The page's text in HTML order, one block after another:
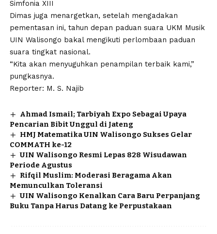
Simfonia XIII
Dimas juga menargetkan, setelah mengadakan
pementasan ini, tahun depan paduan suara UKM Musik
UIN Walisongo bakal mengikuti perlombaan paduan
suara tingkat nasional.
“Kita akan menyuguhkan penampilan terbaik kami,”
pungkasnya.
Reporter: M. S. Najib
Ahmad Ismail; Tarbiyah Expo Sebagai Upaya
Pencarian Bibit Unggul di Jateng
HMJ Matematika UIN Walisongo Sukses Gelar
COMMATH ke-12
UIN Walisongo Resmi Lepas 828 Wisudawan
Periode Agustus
Rifqil Muslim: Moderasi Beragama Akan
Memunculkan Toleransi
UIN Walisongo Kenalkan Cara Baru Perpanjang
Buku Tanpa Harus Datang ke Perpustakaan